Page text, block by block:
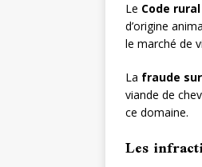
Le Code
d’origine
le marché de
La fraude
viande de
ce domaine.
Les